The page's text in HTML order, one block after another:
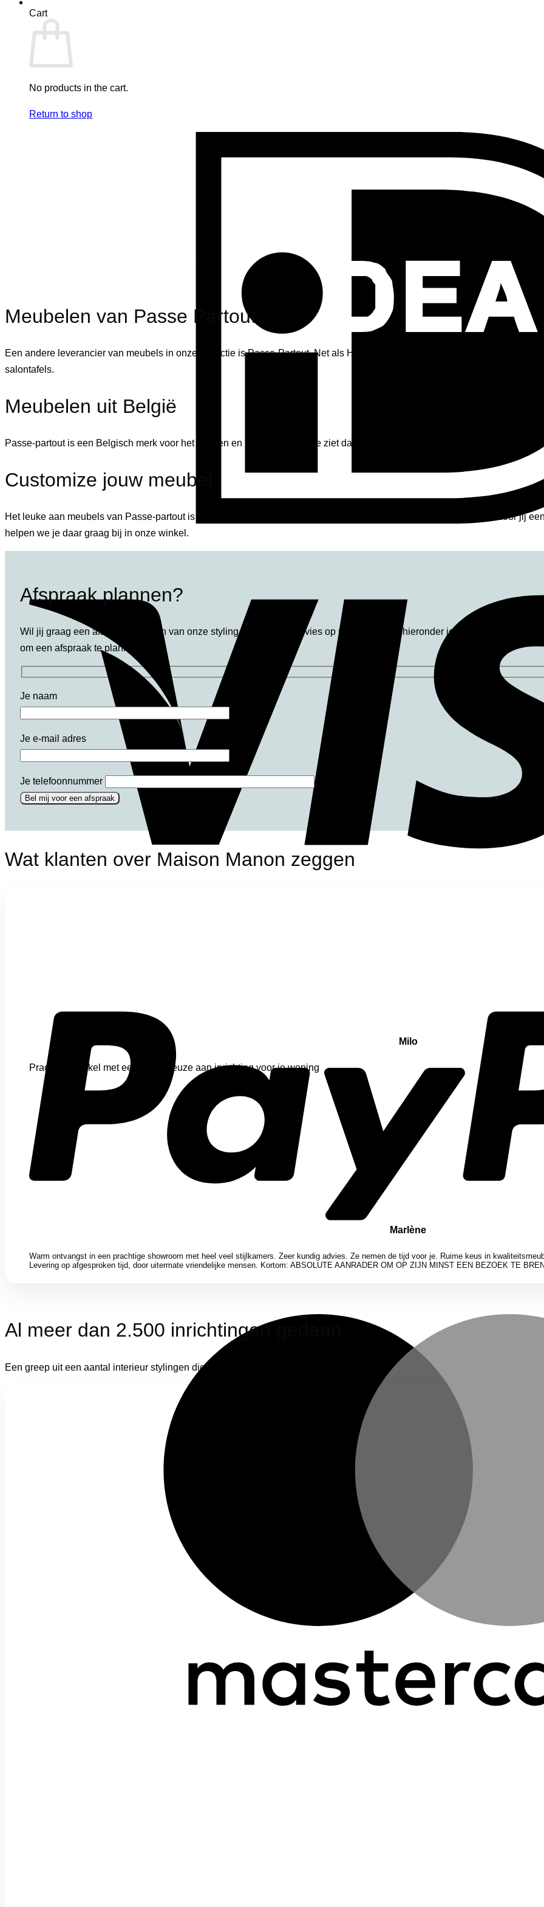
Cart
No products in the cart.
Return to shop
Meubelen van Passe Partout
Een andere leverancier van meubels in onze collectie is Passe-Partout. Net als Hofstede Raanhuis hebben zij een breder
salontafels.
Meubelen uit België
Passe-partout is een Belgisch merk voor het midden en hoge segment. Je ziet daarom in hun collectie toch wel het
Customize jouw meubel
Het leuke aan meubels van Passe-partout is dat er veel mogelijkheden zijn. De meubelen zijn te customizen, waar door jij
helpen we je daar graag bij in onze winkel.
Afspraak plannen?
Wil jij graag een afspraak met een van onze styling dames voor advies op maat? Vul dan hieronder je naam, email adres
om een afspraak te plannen.
Je naam
Je e-mail adres
Je telefoonnummer
Wat klanten over Maison Manon zeggen
Milo
Prachtige winkel met een ruime keuze aan inrichting voor je woning
Marlène
Warm ontvangst in een prachtige showroom met heel veel stijlkamers. Zeer kundig advies. Ze nemen de tijd voor je. Ruime keus in
Levering op afgesproken tijd, door uitermate vriendelijke mensen. Kortom: ABSOLUTE AANRADER OM OP ZIJN MINST EEN BEZOEK TE
Al meer dan 2.500 inrichtingen gedaan
Een greep uit een aantal interieur stylingen die we gedaan hebben.